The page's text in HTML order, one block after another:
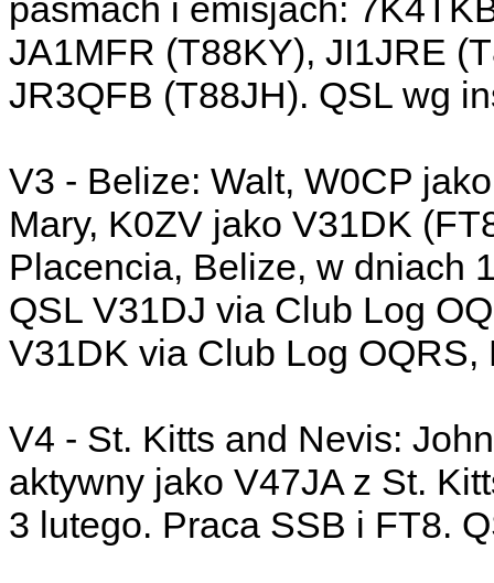
pasmach i emisjach:
JA1MFR (T88KY), JI1JRE
JR3QFB (T88JH). QSL wg
V3 - Belize: Walt, W0CP
Mary, K0ZV jako V31DK
Placencia, Belize, w dniach
QSL V31DJ via Club Log
V31DK via Club Log
V4 - St. Kitts and Nevis:
aktywny jako V47JA z St.
3 lutego. Praca SSB i FT8.